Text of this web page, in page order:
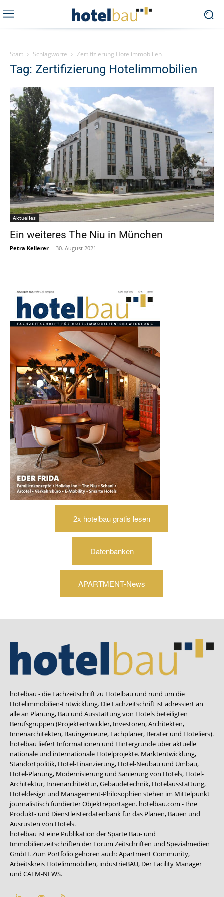
Start Schlagworte Zertifizierung Hotelimmobilien
Tag: Zertifizierung Hotelimmobilien
Aktuelles
Ein weiteres The Niu in München
Petra Kellerer - 30. August 2021
2x hotelbau gratis lesen
Datenbanken
APARTMENT-News
hotelbau - die Fachzeitschrift zu Hotelbau und rund um die
Hotelimmobilien-Entwicklung. Die Fachzeitschrift ist adressiert an
alle an Planung, Bau und Ausstattung von Hotels beteiligten
Berufsgruppen (Projektentwickler, Investoren, Architekten,
Innenarchitekten, Bauingenieure, Fachplaner, Berater und Hoteliers).
hotelbau liefert Informationen und Hintergründe über aktuelle
nationale und internationale Hotelprojekte. Marktentwicklung,
Standortpolitik, Hotel-Finanzierung, Hotel-Neubau und Umbau,
Hotel-Planung, Modernisierung und Sanierung von Hotels, Hotel-
Architektur, Innenarchitektur, Gebäudetechnik, Hotelausstattung,
Hoteldesign und Management-Philosophien stehen im Mittelpunkt
journalistisch fundierter Objektreportagen. hotelbau.com - Ihre
Produkt- und Dienstleisterdatenbank für das Planen, Bauen und
Ausrüsten von Hotels.
hotelbau ist eine Publikation der Sparte Bau- und
Immobilienzeitschriften der Forum Zeitschriften und Spezialmedien
GmbH. Zum Portfolio gehören auch:Apartment Community,
Arbeitskreis Hotelimmobilien, industrieBAU, Der Facility Manager
und CAFM-NEWS.